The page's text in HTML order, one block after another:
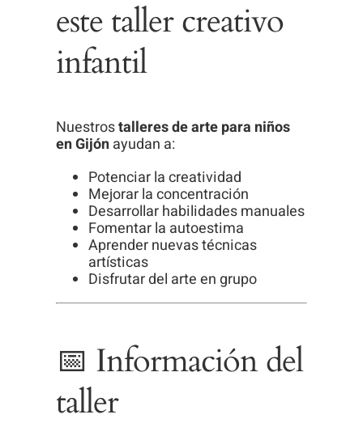
este taller creativo
infantil
Nuestrostalleres de arte para niños
en Gijónayudan a:
Potenciar la creatividad
Mejorar la concentración
Desarrollar habilidades manuales
Fomentar la autoestima
Aprender nuevas técnicas
artísticas
Disfrutar del arte en grupo
📅 Información del
taller